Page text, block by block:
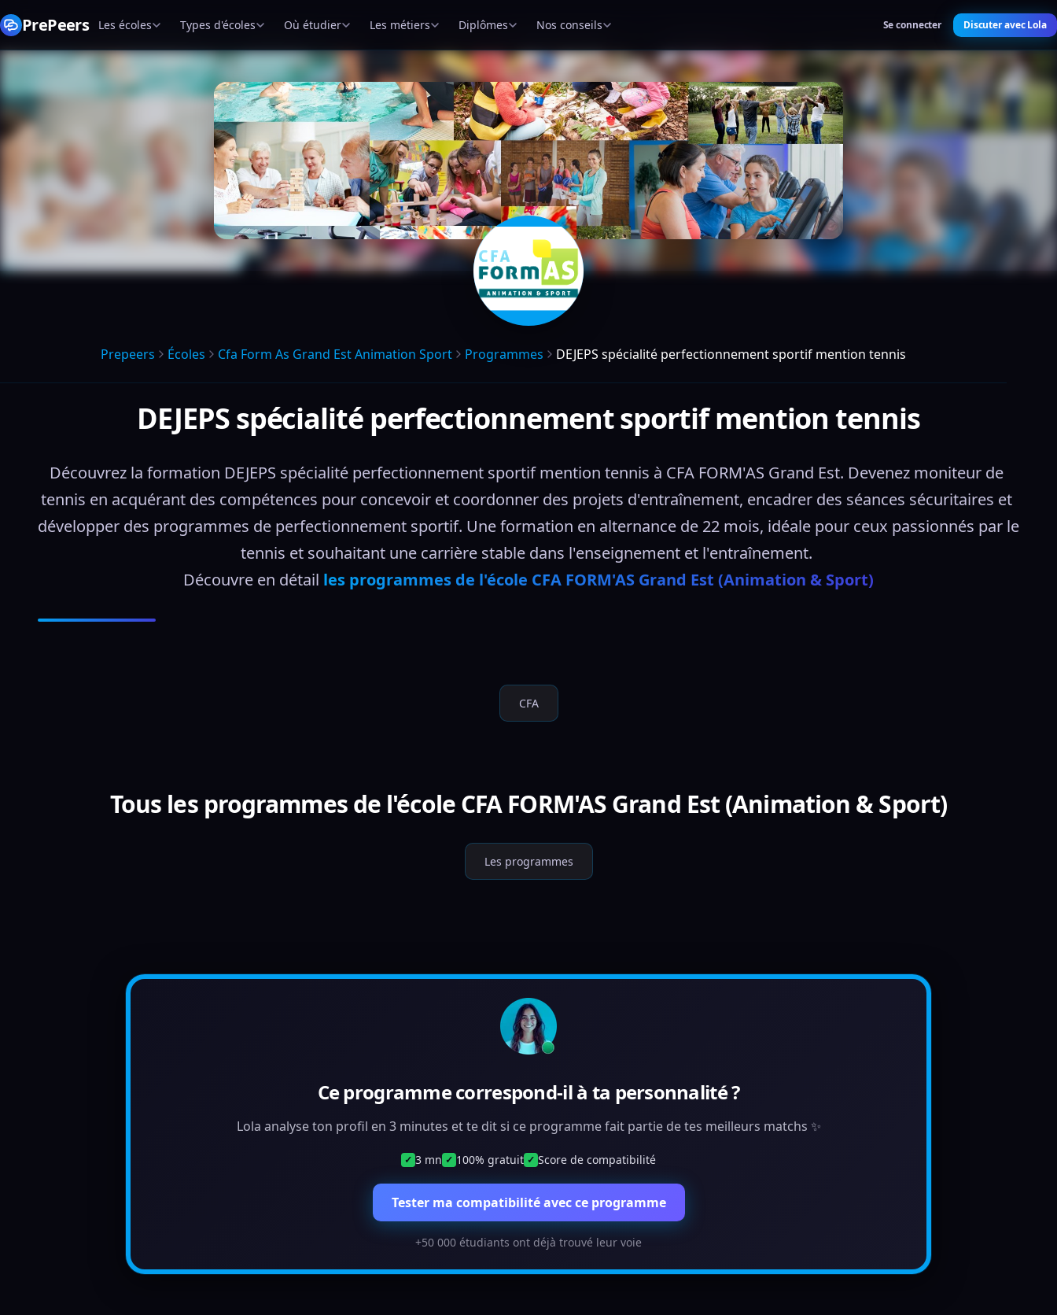
PrePeers Les écoles Types d'écoles Où étudier Les métiers Diplômes Nos conseils Se connecter Discuter avec Lola
Prepeers Écoles Cfa Form As Grand Est Animation Sport Programmes DEJEPS spécialité perfectionnement sportif mention tennis
DEJEPS spécialité perfectionnement sportif mention tennis
Découvrez la formation DEJEPS spécialité perfectionnement sportif mention tennis à CFA FORM'AS Grand Est. Devenez moniteur de
tennis en acquérant des compétences pour concevoir et coordonner des projets d'entraînement, encadrer des séances sécuritaires et
développer des programmes de perfectionnement sportif. Une formation en alternance de 22 mois, idéale pour ceux passionnés par le
tennis et souhaitant une carrière stable dans l'enseignement et l'entraînement.
Découvre en détail les programmes de l'école CFA FORM'AS Grand Est (Animation & Sport)
CFA
Tous les programmes de l'école CFA FORM'AS Grand Est (Animation & Sport)
Les programmes
Ce programme correspond-il à ta personnalité ?
Lola analyse ton profil en 3 minutes et te dit si ce programme fait partie de tes meilleurs matchs ✨
✓ 3 mn ✓ 100% gratuit ✓ Score de compatibilité
Tester ma compatibilité avec ce programme
+50 000 étudiants ont déjà trouvé leur voie